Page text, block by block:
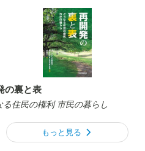
の裏と表
る住民の権利 市民の暮らし
もっと見る